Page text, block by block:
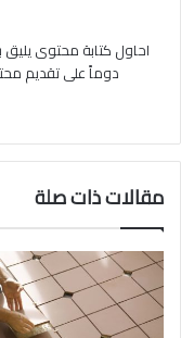
احاول كتابة محتوى
دوماً على تقديم
مقالات ذات صلة